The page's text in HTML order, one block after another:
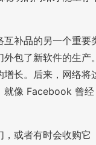
互补品的另一个重要
外包了新软件的生产
增长。后来，网络将
就像 Facebook 曾经
或者有时会收购它